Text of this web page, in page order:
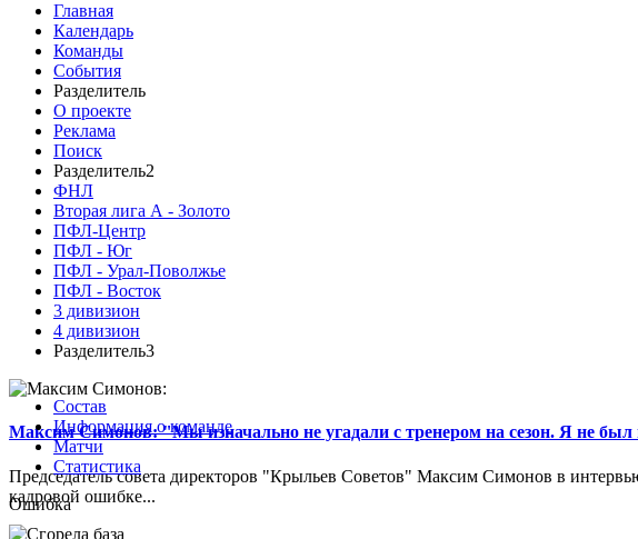
Главная
Календарь
Команды
События
Разделитель
О проекте
Реклама
Поиск
Разделитель2
ФНЛ
Вторая лига А - Золото
ПФЛ-Центр
ПФЛ - Юг
ПФЛ - Урал-Поволжье
ПФЛ - Восток
3 дивизион
4 дивизион
Разделитель3
Максим Симонов: "Мы изначально не угадали с тренером на сезон. Я не был
Председатель совета директоров "Крыльев Советов" Максим Симонов в
кадровой ошибке...
Состав
Информация о команде
Матчи
Статистика
Ошибка